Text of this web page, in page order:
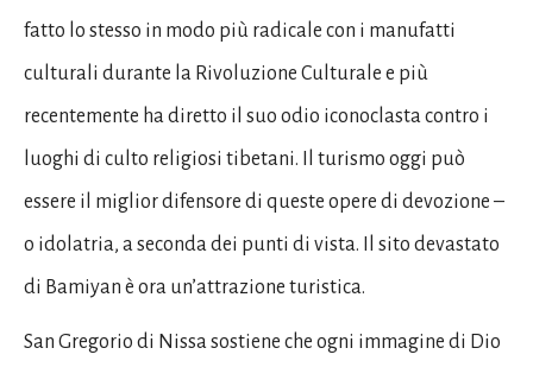
fatto lo stesso in modo più radicale con i manufatti
culturali durante la Rivoluzione Culturale e più
recentemente ha diretto il suo odio iconoclasta contro i
luoghi di culto religiosi tibetani. Il turismo oggi può
essere il miglior difensore di queste opere di devozione –
o idolatria, a seconda dei punti di vista. Il sito devastato
di Bamiyan è ora un’attrazione turistica.
San Gregorio di Nissa sostiene che ogni immagine di Dio